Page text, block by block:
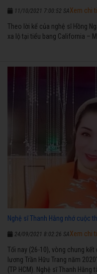
11/10/2021 7:00:52 SA
Theo lời kể của nghệ sĩ Hồng
xa lộ tại tiểu bang California –
Xem chi
Nghệ sĩ Thanh Hằng nhớ cuộc
24/09/2021 8:02:26 SA
Tối nay (26-10), vòng chung
lương Trần Hữu Trang năm
(TP HCM). Nghệ sĩ Thanh
Xem chi